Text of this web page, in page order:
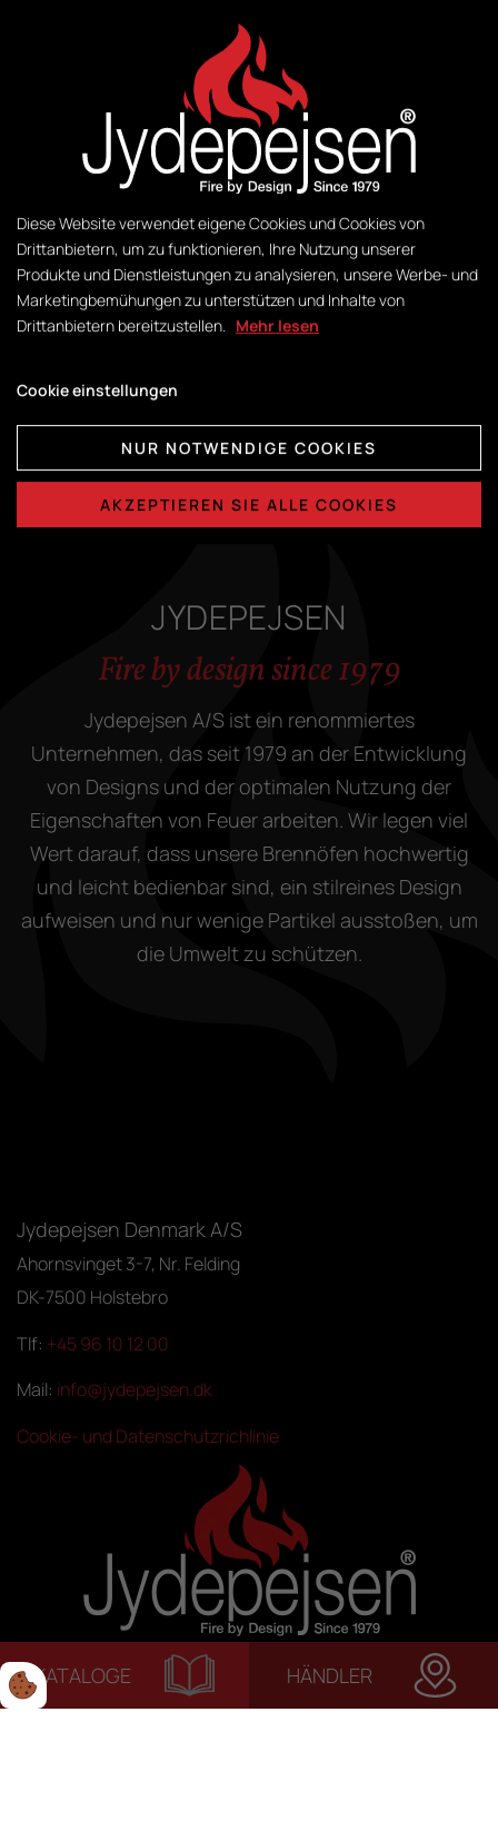
KATALOGE HÄNDLER
JYDEPEJSEN
Fire by design since 1979
Jydepejsen A/S ist ein renommiertes
Unternehmen, das seit 1979 an der Entwicklung
von Designs und der optimalen Nutzung der
Eigenschaften von Feuer arbeiten. Wir legen viel
Wert darauf, dass unsere Brennöfen hochwertig
und leicht bedienbar sind, ein stilreines Design
aufweisen und nur wenige Partikel ausstoßen, um
die Umwelt zu schützen.
Jydepejsen Denmark A/S
Ahornsvinget 3-7, Nr. Felding
DK-7500 Holstebro
Tlf: +45 96 10 12 00
Mail: info@jydepejsen.dk
Cookie- und Datenschutzrichlinie
Diese Website verwendet eigene Cookies und Cookies von
Drittanbietern, um zu funktionieren, Ihre Nutzung unserer
Produkte und Dienstleistungen zu analysieren, unsere Werbe- und
Marketingbemühungen zu unterstützen und Inhalte von
Drittanbietern bereitzustellen. Mehr lesen
Cookie einstellungen
NUR NOTWENDIGE COOKIES
AKZEPTIEREN SIE ALLE COOKIES